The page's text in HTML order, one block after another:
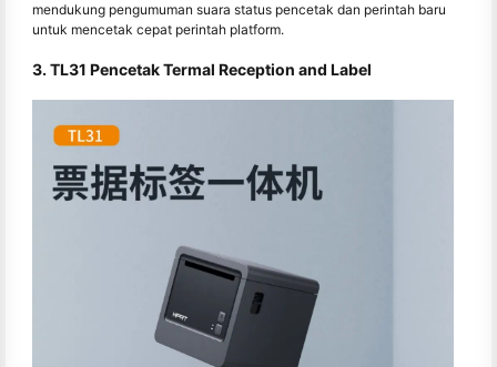
mendukung pengumuman suara status pencetak dan perintah baru
untuk mencetak cepat perintah platform.
3. TL31 Pencetak Termal Reception and Label